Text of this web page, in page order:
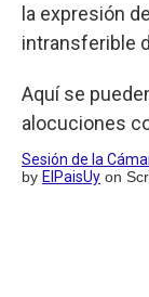
la expresión
intransferible
Aquí se
alocuciones
Sesión de la
by ElPaisUy on